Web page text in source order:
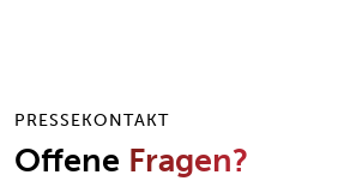
PRESSEKONTAKT
Offene Fragen?